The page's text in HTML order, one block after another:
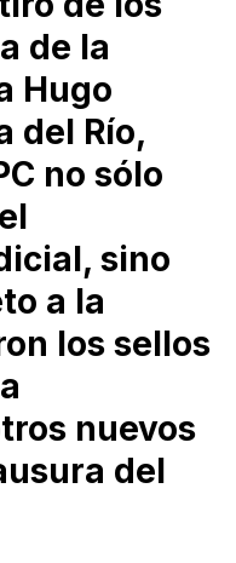
de la
Hugo
del Río,
no sólo
sino
a la
los sellos
nuevos
del